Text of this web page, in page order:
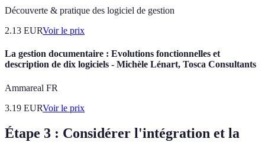
Découverte & pratique des logiciel de gestion
2.13 EURVoir le prix
La gestion documentaire : Evolutions fonctionnelles et
description de dix logiciels - Michèle Lénart, Tosca Consultants
Ammareal FR
3.19 EURVoir le prix
Étape 3 : Considérer l'intégration et la